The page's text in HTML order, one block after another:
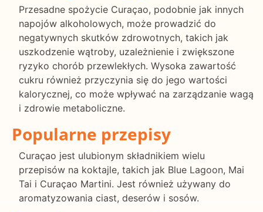
Przesadne spożycie Curaçao, podobnie jak innych
napojów alkoholowych, może prowadzić do
negatywnych skutków zdrowotnych, takich jak
uszkodzenie wątroby, uzależnienie i zwiększone
ryzyko chorób przewlekłych. Wysoka zawartość
cukru również przyczynia się do jego wartości
kalorycznej, co może wpływać na zarządzanie wagą
i zdrowie metaboliczne.
Popularne przepisy
Curaçao jest ulubionym składnikiem wielu
przepisów na koktajle, takich jak Blue Lagoon, Mai
Tai i Curaçao Martini. Jest również używany do
aromatyzowania ciast, deserów i sosów.